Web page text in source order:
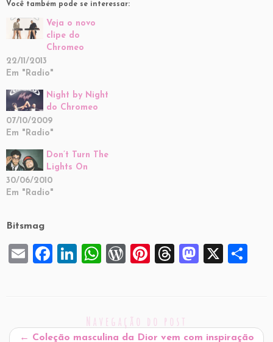
Você também pode se interessar:
Veja o novo
clipe do
Chromeo
22/11/2013
Em "Radio"
Night by Night
do Chromeo
07/10/2009
Em "Radio"
Don’t Turn The
Lights On
30/06/2010
Em "Radio"
Bitsmag
E
F
b
Li
e
dI
W
A
W
P
re
Pi
t
T
d
M
d
X
Navegação do post
← Coleção masculina da Dior vem com inspiração